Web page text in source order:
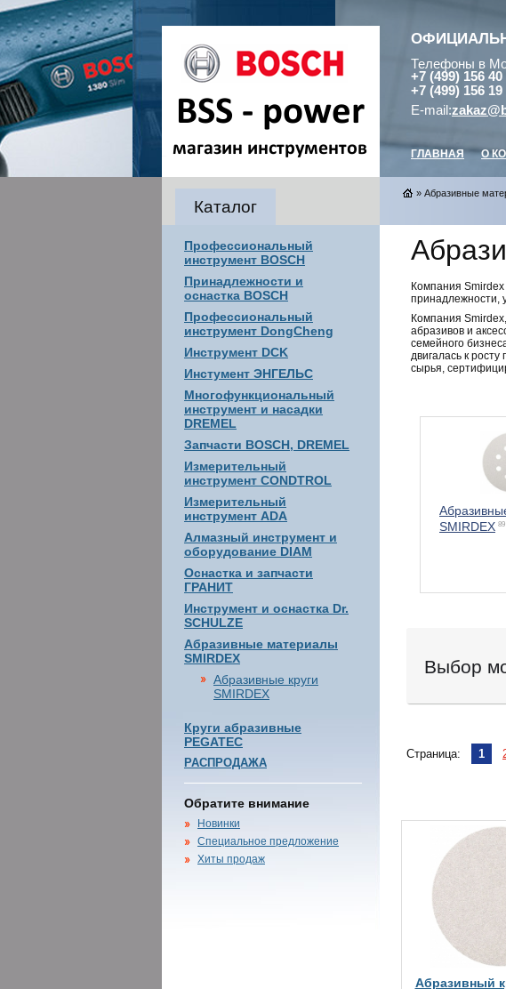
Телефоны в
+7 (499) 156 40
+7 (499) 156 19
E-mail:
ГЛАВНАЯ О
Каталог
Профессиональный
инструмент BOSCH
Принадлежности и
оснастка BOSCH
Профессиональный
инструмент DongCheng
Инструмент DCK
Инстумент ЭНГЕЛЬС
Многофункциональный
инструмент и насадки
DREMEL
Запчасти BOSCH, DREMEL
Измерительный
инструмент CONDTROL
Измерительный
инструмент ADA
Алмазный инструмент и
оборудование DIAM
Оснастка и запчасти
ГРАНИТ
Инструмент и оснастка Dr.
SCHULZE
Абразивные материалы
SMIRDEX
Абразивные круги
SMIRDEX
Круги абразивные
PEGATEC
РАСПРОДАЖА
Обратите внимание
Новинки
Специальное предложение
Хиты продаж
» Абразивные
Компания
принадлежности,
Компания
абразивов и
семейного
двигалась к
сырья,
SMIRDEX 89
Выбор
Страница: 1
Абразивный